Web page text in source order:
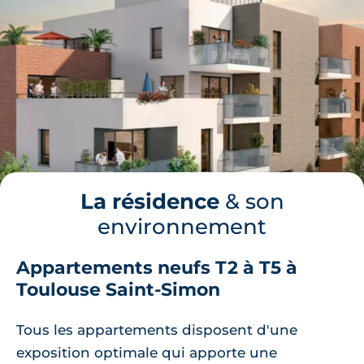
La résidence& son
environnement
Appartements neufs T2 à T5 à
Toulouse Saint-Simon
Tous les appartements disposent d'une
exposition optimale qui apporte une